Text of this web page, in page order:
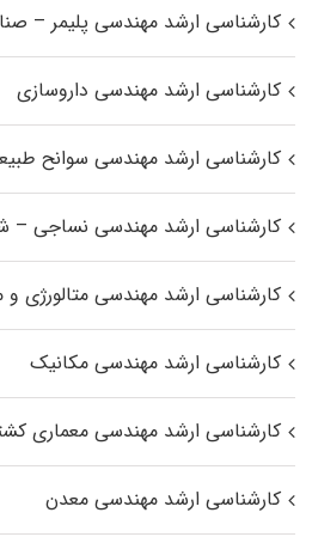
کارشناسی ارشد مهندسی پلیمر –
کارشناسی ارشد مهندسی داروسازی
کارشناسی ارشد مهندسی سوانح
کارشناسی ارشد مهندسی نساجی –
کارشناسی ارشد مهندسی متالورژی و
کارشناسی ارشد مهندسی مکانیک
کارشناسی ارشد مهندسی معماری
کارشناسی ارشد مهندسی معدن